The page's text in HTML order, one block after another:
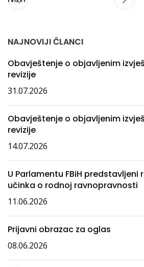
NAJNOVIJI ČLANCI
Obavještenje o objavljenim
revizije
31.07.2026
Obavještenje o objavljenim
revizije
14.07.2026
U Parlamentu FBiH predstavljeni
učinka o rodnoj ravnopravnosti
11.06.2026
Prijavni obrazac za oglas
08.06.2026